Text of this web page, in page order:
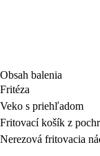
Obsah balenia
Fritéza
Veko s priehľadom
Fritovací košík z
Nerezová fritovacia